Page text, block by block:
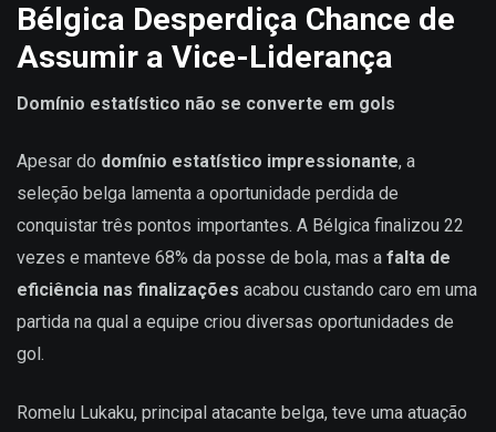
Bélgica Desperdiça Chance de
Assumir a Vice-Liderança
Domínio estatístico não se converte em gols
Apesar do domínio estatístico impressionante, a
seleção belga lamenta a oportunidade perdida de
conquistar três pontos importantes. A Bélgica finalizou 22
vezes e manteve 68% da posse de bola, mas a falta de
eficiência nas finalizações acabou custando caro em uma
partida na qual a equipe criou diversas oportunidades de
gol.
Romelu Lukaku, principal atacante belga, teve uma atuação